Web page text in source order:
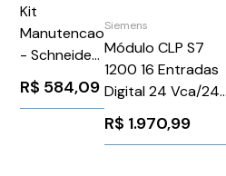
Kit
Manutencao
- Schneider
VW3A1102
R$ 584,09
Siemens
Módulo CLP S7
1200 16 Entradas
Digital 24 Vca/24
Vcc Siemens
6ES72211BH320XB0
R$ 1.970,99